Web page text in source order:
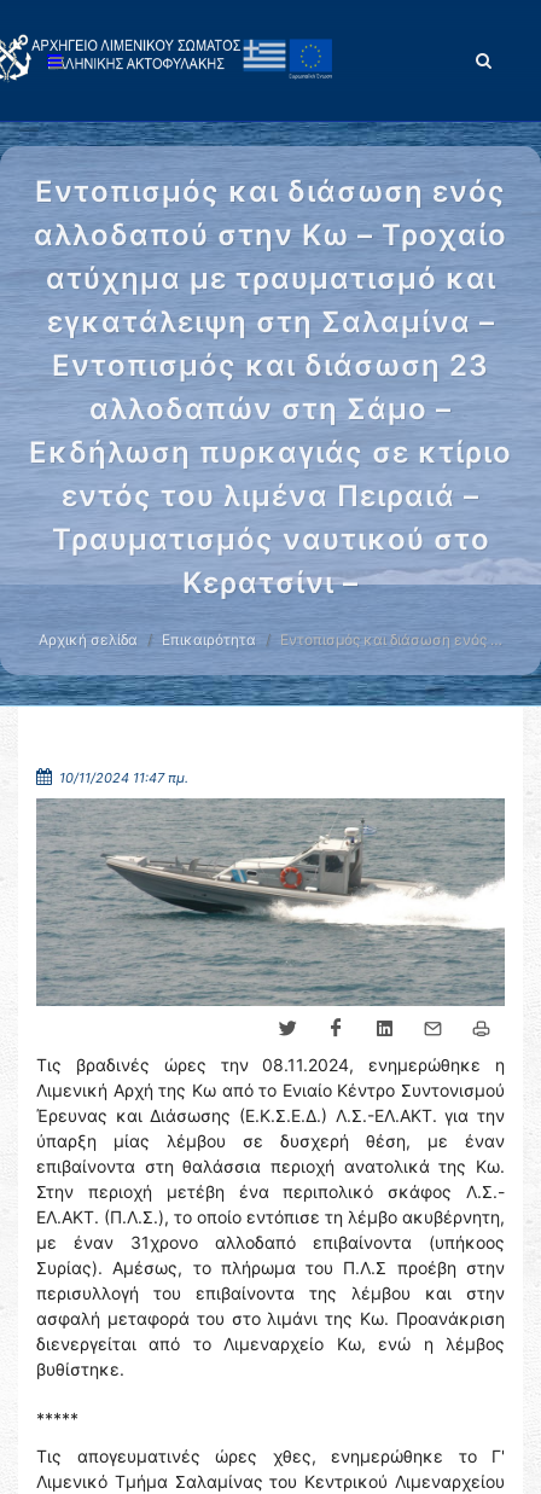
Εντοπισμός και διάσωση ενός
αλλοδαπού στην Κω – Τροχαίο
ατύχημα με τραυματισμό και
εγκατάλειψη στη Σαλαμίνα –
Εντοπισμός και διάσωση 23
αλλοδαπών στη Σάμο –
Εκδήλωση πυρκαγιάς σε κτίριο
εντός του λιμένα Πειραιά –
Τραυματισμός ναυτικού στο
Κερατσίνι –
Αρχική σελίδα Επικαιρότητα Εντοπισμός και διάσωση ενός …
10/11/2024 11:47 πμ.
Τις βραδινές ώρες την 08.11.2024, ενημερώθηκε η
Λιμενική Αρχή της Κω από το Ενιαίο Κέντρο Συντονισμού
Έρευνας και Διάσωσης (Ε.Κ.Σ.Ε.Δ.) Λ.Σ.-ΕΛ.ΑΚΤ. για την
ύπαρξη μίας λέμβου σε δυσχερή θέση, με έναν
επιβαίνοντα στη θαλάσσια περιοχή ανατολικά της Κω.
Στην περιοχή μετέβη ένα περιπολικό σκάφος Λ.Σ.-
ΕΛ.ΑΚΤ. (Π.Λ.Σ.), το οποίο εντόπισε τη λέμβο ακυβέρνητη,
με έναν 31χρονο αλλοδαπό επιβαίνοντα (υπήκοος
Συρίας). Αμέσως, το πλήρωμα του Π.Λ.Σ προέβη στην
περισυλλογή του επιβαίνοντα της λέμβου και στην
ασφαλή μεταφορά του στο λιμάνι της Κω. Προανάκριση
διενεργείται από το Λιμεναρχείο Κω, ενώ η λέμβος
βυθίστηκε.
*****
Τις απογευματινές ώρες χθες, ενημερώθηκε το Γ'
Λιμενικό Τμήμα Σαλαμίνας του Κεντρικού Λιμεναρχείου